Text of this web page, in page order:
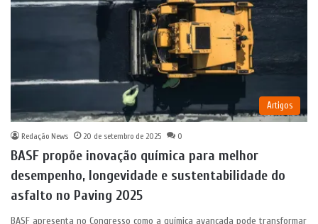
Artigos
Redação News 20 de setembro de 2025 0
BASF propõe inovação química para melhor
desempenho, longevidade e sustentabilidade do
asfalto no Paving 2025
BASF apresenta no Congresso como a química avançada pode transformar